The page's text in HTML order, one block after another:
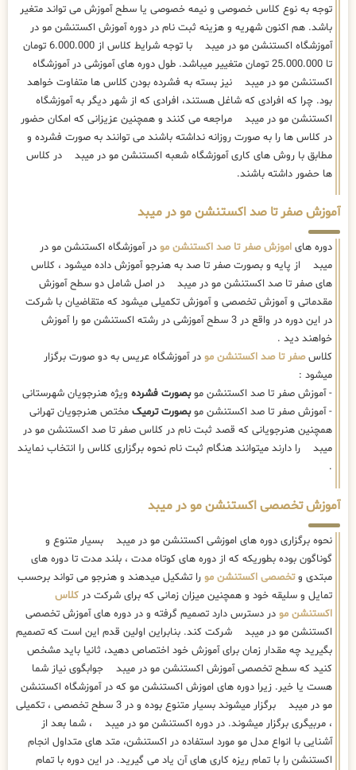
توجه به نوع کلاس خصوصی و نیمه خصوصی یا سطح آموزش می تواند متغیر
باشد. هم اکنون شهریه و هزینه ثبت نام در دوره آموزش اکستنشن مو در
آموزشگاه اکستنشن مو در میبد با توجه شرایط کلاس از 6.000.000 تومان
تا 25.000.000 تومان متغییر میباشد. طول دوره های آموزشی در آموزشگاه
اکستنشن مو در میبد نیز بسته به فشرده بودن کلاس ها متفاوت خواهد
بود. چرا که افرادی که شاغل هستند، افرادی که از شهر دیگر به آموزشگاه
اکستنشن مو در میبد مراجعه می کنند و همچنین عزیزانی که امکان حضور
در کلاس ها را به صورت روزانه نداشته باشند می توانند به صورت فشرده و
مطابق با روش های کاری آموزشگاه شعبه اکستنشن مو در میبد در کلاس
ها حضور داشته باشند.
آموزش صفر تا صد اکستنشن مو در میبد
دوره های اموزش صفر تا صد اکستنشن مو در آموزشگاه اکستنشن مو در
میبد از پایه و بصورت صفر تا صد به هنرجو آموزش داده میشود ، کلاس
های صفر تا صد اکستنشن مو در میبد در اصل شامل دو سطح آموزش
مقدماتی و آموزش تخصصی و آموزش تکمیلی میشود که متقاضیان با شرکت
در این دوره در واقع در 3 سطح آموزشی در رشته اکستنشن مو را آموزش
خواهند دید .
کلاسصفر تا صد اکستنشن مو در آموزشگاه عریس به دو صورت برگزار
میشود :
- آموزش صفر تا صد اکستنشن موبصورت فشرده ویژه هنرجویان شهرستانی
- آموزش صفر تا صد اکستنشن موبصورت ترمیک مختص هنرجویان تهرانی
همچنین هنرجویانی که قصد ثبت نام در کلاس صفر تا صد اکستنشن مو در
میبد را دارند میتوانند هنگام ثبت نام نحوه برگزاری کلاس را انتخاب نمایند
.
آموزش تخصصی اکستنشن مو در میبد
نحوه برگزاری دوره های اموزشی اکستنشن مو در میبد بسیار متنوع و
گوناگون بوده بطوریکه که از دوره های کوتاه مدت ، بلند مدت تا دوره های
مبتدی وتخصصی اکستنشن مو را تشکیل میدهند و هنرجو می تواند برحسب
تمایل و سلیقه خود و همچنین میزان زمانی که برای شرکت در کلاس
اکستنشن مو در دسترس دارد تصمیم گرفته و در دوره های آموزش تخصصی
اکستنشن مو در میبد شرکت کند. بنابراین اولین قدم این است که تصمیم
بگیرید چه مقدار زمان برای آموزش خود اختصاص دهید، ثانیا باید مشخص
کنید که سطح تخصصی آموزش اکستنشن مو در میبد جوابگوی نیاز شما
هست یا خیر. زیرا دوره های اموزش اکستنشن مو که در آموزشگاه اکستنشن
مو در میبد برگزار میشوند بسیار متنوع بوده و در 3 سطح تخصصی ، تکمیلی
، مربیگری برگزار میشوند. در دوره اکستنشن مو در میبد ، شما بعد از
آشنایی با انواع مدل مو مورد استفاده در اکستنشن، متد های متداول انجام
اکستنشن را با تمام ریزه کاری های آن یاد می گیرید. در این دوره با تمام